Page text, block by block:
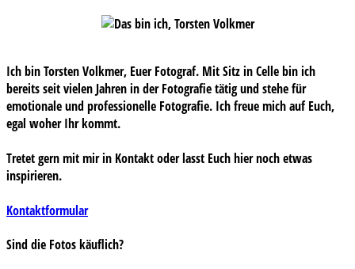
Ich bin Torsten Volkmer, Euer Fotograf. Mit Sitz in Celle bin ich
bereits seit vielen Jahren in der Fotografie tätig und stehe für
emotionale und professionelle Fotografie. Ich freue mich auf Euch,
egal woher Ihr kommt.
Tretet gern mit mir in Kontakt oder lasst Euch hier noch etwas
inspirieren.
Kontaktformular
Sind die Fotos käuflich?